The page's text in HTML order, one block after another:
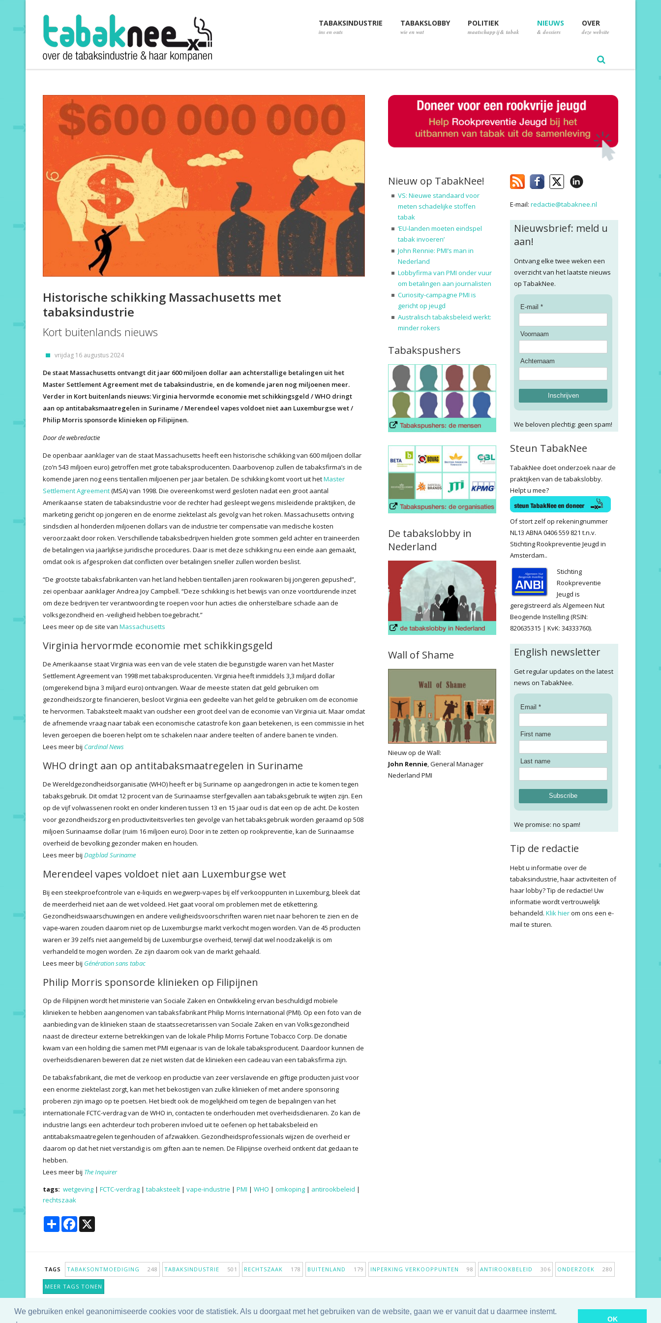
We gebruiken enkel geanonimiseerde cookies voor de statistiek. Als u doorgaat met het gebruiken van de website, gaan we er vanuit dat u daarmee instemt.
OK
TABAKSINDUSTRIE
ins en outs
TABAKSLOBBY
wie en wat
POLITIEK
maatschappij & tabak
NIEUWS
& dossiers
OVER
deze website
Historische schikking Massachusetts met
tabaksindustrie
Kort buitenlands nieuws
vrijdag 16 augustus 2024
De staat Massachusetts ontvangt dit jaar 600 miljoen dollar aan achterstallige betalingen uit het
Master Settlement Agreement met de tabaksindustrie, en de komende jaren nog miljoenen meer.
Verder in Kort buitenlands nieuws: Virginia hervormde economie met schikkingsgeld / WHO dringt
aan op antitabaksmaatregelen in Suriname / Merendeel vapes voldoet niet aan Luxemburgse wet /
Philip Morris sponsorde klinieken op Filipijnen.
Door de webredactie
De openbaar aanklager van de staat Massachusetts heeft een historische schikking van 600 miljoen dollar
(zo’n 543 miljoen euro) getroffen met grote tabaksproducenten. Daarbovenop zullen de tabaksfirma’s in de
komende jaren nog eens tientallen miljoenen per jaar betalen. De schikking komt voort uit hetMaster
Settlement Agreement(MSA) van 1998. Die overeenkomst werd gesloten nadat een groot aantal
Amerikaanse staten de tabaksindustrie voor de rechter had gesleept wegens misleidende praktijken, de
marketing gericht op jongeren en de enorme ziektelast als gevolg van het roken. Massachusetts ontving
sindsdien al honderden miljoenen dollars van de industrie ter compensatie van medische kosten
veroorzaakt door roken. Verschillende tabaksbedrijven hielden grote sommen geld achter en traineerden
de betalingen via jaarlijkse juridische procedures. Daar is met deze schikking nu een einde aan gemaakt,
omdat ook is afgesproken dat conflicten over betalingen sneller zullen worden beslist.
“De grootste tabaksfabrikanten van het land hebben tientallen jaren rookwaren bij jongeren gepushed”,
zei openbaar aanklager Andrea Joy Campbell. “Deze schikking is het bewijs van onze voortdurende inzet
om deze bedrijven ter verantwoording te roepen voor hun acties die onherstelbare schade aan de
volksgezondheid en -veiligheid hebben toegebracht.”
Lees meer op de site van Massachusetts
Virginia hervormde economie met schikkingsgeld
De Amerikaanse staat Virginia was een van de vele staten die begunstigde waren van het Master
Settlement Agreement van 1998 met tabaksproducenten. Virginia heeft inmiddels 3,3 miljard dollar
(omgerekend bijna 3 miljard euro) ontvangen. Waar de meeste staten dat geld gebruiken om
gezondheidszorg te financieren, besloot Virginia een gedeelte van het geld te gebruiken om de economie
te hervormen. Tabaksteelt maakt van oudsher een groot deel van de economie van Virginia uit. Maar omdat
de afnemende vraag naar tabak een economische catastrofe kon gaan betekenen, is een commissie in het
leven geroepen die boeren helpt om te schakelen naar andere teelten of andere banen te vinden.
Lees meer bij Cardinal News
WHO dringt aan op antitabaksmaatregelen in Suriname
De Wereldgezondheidsorganisatie (WHO) heeft er bij Suriname op aangedrongen in actie te komen tegen
tabaksgebruik. Dit omdat 12 procent van de Surinaamse sterfgevallen aan tabaksgebruik te wijten zijn. Een
op de vijf volwassenen rookt en onder kinderen tussen 13 en 15 jaar oud is dat een op de acht. De kosten
voor gezondheidszorg en productiviteitsverlies ten gevolge van het tabaksgebruik worden geraamd op 508
miljoen Surinaamse dollar (ruim 16 miljoen euro). Door in te zetten op rookpreventie, kan de Surinaamse
overheid de bevolking gezonder maken en houden.
Lees meer bij Dagblad Suriname
Merendeel vapes voldoet niet aan Luxemburgse wet
Bij een steekproefcontrole van e-liquids en wegwerp-vapes bij elf verkooppunten in Luxemburg, bleek dat
de meerderheid niet aan de wet voldeed. Het gaat vooral om problemen met de etikettering.
Gezondheidswaarschuwingen en andere veiligheidsvoorschriften waren niet naar behoren te zien en de
vape-waren zouden daarom niet op de Luxemburgse markt verkocht mogen worden. Van de 45 producten
waren er 39 zelfs niet aangemeld bij de Luxemburgse overheid, terwijl dat wel noodzakelijk is om
verhandeld te mogen worden. Ze zijn daarom ook van de markt gehaald.
Lees meer bij Génération sans tabac
Philip Morris sponsorde klinieken op Filipijnen
Op de Filipijnen wordt het ministerie van Sociale Zaken en Ontwikkeling ervan beschuldigd mobiele
klinieken te hebben aangenomen van tabaksfabrikant Philip Morris International (PMI). Op een foto van de
aanbieding van de klinieken staan de staatssecretarissen van Sociale Zaken en van Volksgezondheid
naast de directeur externe betrekkingen van de lokale Philip Morris Fortune Tobacco Corp. De donatie
kwam van een holding die samen met PMI eigenaar is van de lokale tabaksproducent. Daardoor kunnen de
overheidsdienaren beweren dat ze niet wisten dat de klinieken een cadeau van een tabaksfirma zijn.
De tabaksfabrikant, die met de verkoop en productie van zeer verslavende en giftige producten juist voor
een enorme ziektelast zorgt, kan met het bekostigen van zulke klinieken of met andere sponsoring
proberen zijn imago op te poetsen. Het biedt ook de mogelijkheid om tegen de bepalingen van het
internationale FCTC-verdrag van de WHO in, contacten te onderhouden met overheidsdienaren. Zo kan de
industrie langs een achterdeur toch proberen invloed uit te oefenen op het tabaksbeleid en
antitabaksmaatregelen tegenhouden of afzwakken. Gezondheidsprofessionals wijzen de overheid er
daarom op dat het niet verstandig is om giften aan te nemen. De Filipijnse overheid ontkent dat gedaan te
hebben.
Lees meer bij The Inquirer
tags: wetgeving | FCTC-verdrag | tabaksteelt | vape-industrie | PMI | WHO | omkoping | antirookbeleid |
rechtszaak
Share Facebook
Nieuw op TabakNee!
VS: Nieuwe standaard voor
meten schadelijke stoffen
tabak
‘EU-landen moeten eindspel
tabak invoeren’
John Rennie: PMI’s man in
Nederland
Lobbyfirma van PMI onder vuur
om betalingen aan journalisten
Curiosity-campagne PMI is
gericht op jeugd
Australisch tabaksbeleid werkt:
minder rokers
Tabakspushers
De tabakslobby in
Nederland
Wall of Shame
Nieuw op de Wall:
John Rennie, General Manager
Nederland PMI
E-mail:redactie@tabaknee.nl
Nieuwsbrief: meld u
aan!
Ontvang elke twee weken een
overzicht van het laatste nieuws
op TabakNee.
E-mail *
Voornaam
Achternaam
Inschrijven
We beloven plechtig: geen spam!
Steun TabakNee
TabakNee doet onderzoek naar de
praktijken van de tabakslobby.
Helpt u mee?
Of stort zelf op rekeningnummer
NL13 ABNA 0406 559 821 t.n.v.
Stichting Rookpreventie Jeugd in
Amsterdam..
Stichting
Rookpreventie
Jeugd is
geregistreerd als Algemeen Nut
Beogende Instelling (RSIN:
820635315 | KvK: 34333760).
English newsletter
Get regular updates on the latest
news on TabakNee.
Email *
First name
Last name
Subscribe
We promise: no spam!
Tip de redactie
Hebt u informatie over de
tabaksindustrie, haar activiteiten of
haar lobby? Tip de redactie! Uw
informatie wordt vertrouwelijk
behandeld.Klik hierom ons een e-
mail te sturen.
TAGS TABAKSONTMOEDIGING 248 TABAKSINDUSTRIE 501 RECHTSZAAK 178 BUITENLAND 179 INPERKING VERKOOPPUNTEN 98 ANTIROOKBELEID 306 ONDERZOEK 280
MEER TAGS TONEN